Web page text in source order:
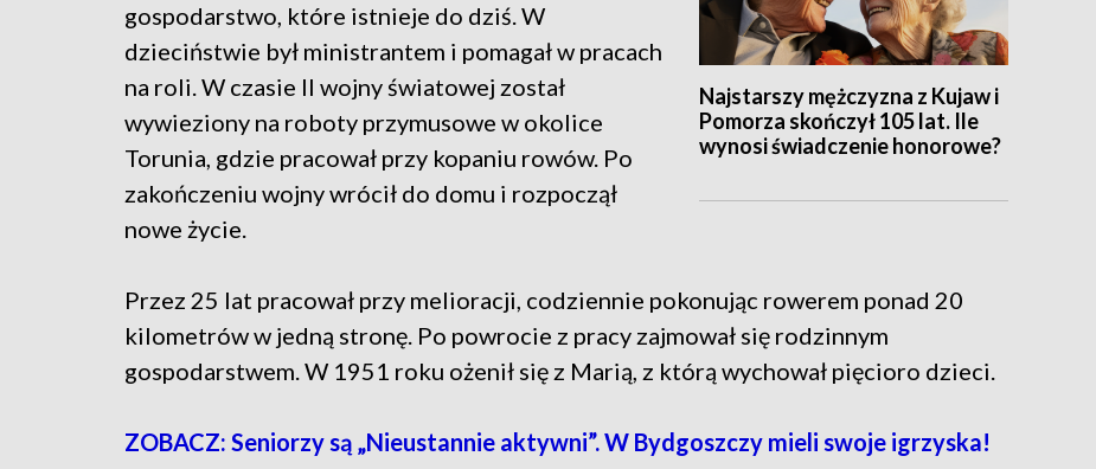
Najstarszy mężczyzna z Kujaw i
Pomorza skończył 105 lat. Ile
wynosi świadczenie honorowe?
gospodarstwo, które istnieje do dziś. W
dzieciństwie był ministrantem i pomagał w pracach
na roli. W czasie II wojny światowej został
wywieziony na roboty przymusowe w okolice
Torunia, gdzie pracował przy kopaniu rowów. Po
zakończeniu wojny wrócił do domu i rozpoczął
nowe życie.
Przez 25 lat pracował przy melioracji, codziennie pokonując rowerem ponad 20
kilometrów w jedną stronę. Po powrocie z pracy zajmował się rodzinnym
gospodarstwem. W 1951 roku ożenił się z Marią, z którą wychował pięcioro dzieci.
ZOBACZ: Seniorzy są „Nieustannie aktywni”. W Bydgoszczy mieli swoje igrzyska!